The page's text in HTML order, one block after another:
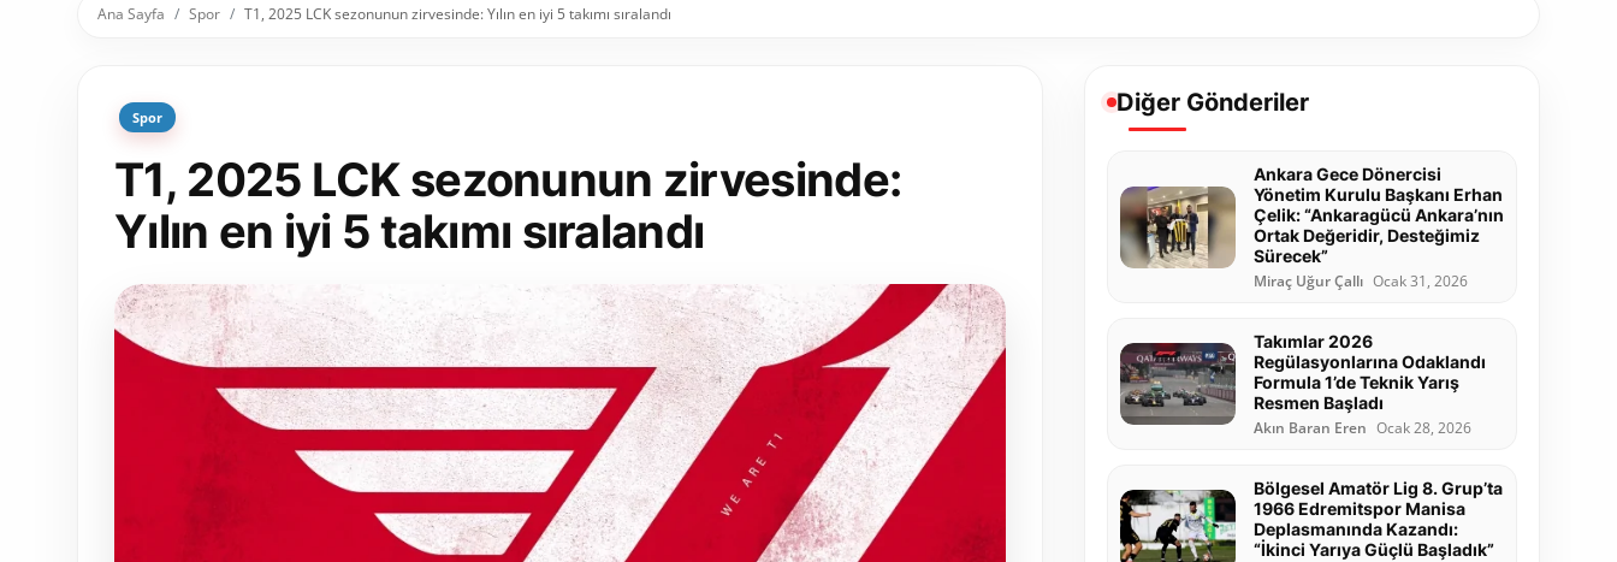
Ana Sayfa Spor T1, 2025 LCK sezonunun zirvesinde: Yılın en iyi 5 takımı sıralandı
Spor
T1, 2025 LCK sezonunun zirvesinde:
Yılın en iyi 5 takımı sıralandı
Diğer Gönderiler
Ankara Gece Dönercisi
Yönetim Kurulu Başkanı Erhan
Çelik: “Ankaragücü Ankara’nın
Ortak Değeridir, Desteğimiz
Sürecek”
Miraç Uğur Çallı Ocak 31, 2026
Takımlar 2026
Regülasyonlarına Odaklandı
Formula 1’de Teknik Yarış
Resmen Başladı
Akın Baran Eren Ocak 28, 2026
Bölgesel Amatör Lig 8. Grup’ta
1966 Edremitspor Manisa
Deplasmanında Kazandı:
“İkinci Yarıya Güçlü Başladık”